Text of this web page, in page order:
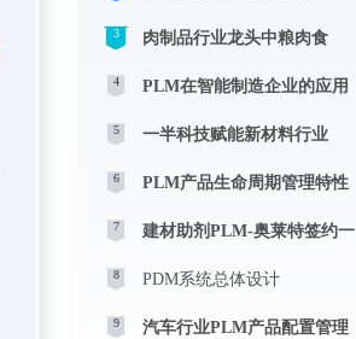
3 肉制品行业龙头中粮肉食
4 PLM在智能制造企业的应用
5 一半科技赋能新材料行业
6 PLM产品生命周期管理特性
7 建材助剂PLM-奥莱特签约一
8 PDM系统总体设计
9 汽车行业PLM产品配置管理